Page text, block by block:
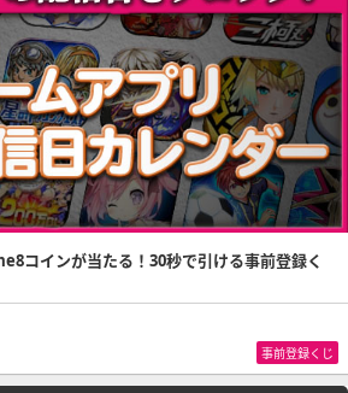
コインが当たる！30秒で引ける事前登録く
事前登録くじ